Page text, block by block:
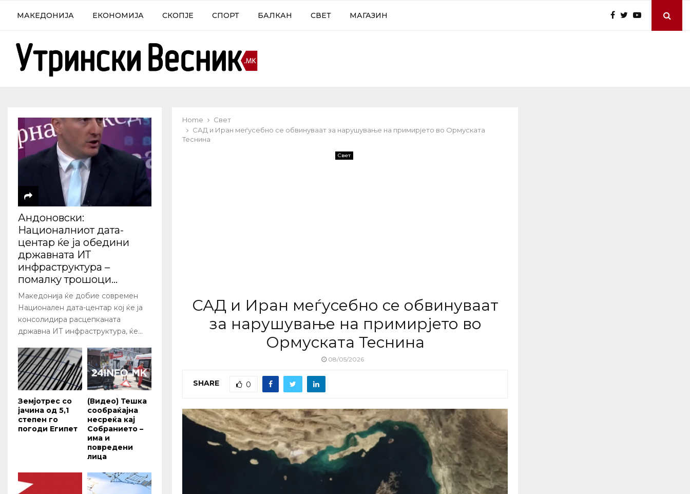
МАКЕДОНИЈА ЕКОНОМИЈА СКОПЈЕ СПОРТ БАЛКАН СВЕТ МАГАЗИН
Home
Свет
САД и Иран меѓусебно се обвинуваат за нарушување на примирјето во Ормуската
Теснина
Свет
САД и Иран меѓусебно се обвинуваат
за нарушување на примирјето во
Ормуската Теснина
08/05/2026
SHARE 0
Андоновски:
Националниот дата-
центар ќе ја обедини
државната ИТ
инфраструктура –
помалку трошоци...
Македонија ќе добие современ
Национален дата-центар кој ќе ја
консолидира расцепканата
државна ИТ инфраструктура, ќе...
Земјотрес со
јачина од 5,1
степен го
погоди Египет
(Видео) Тешка
сообраќајна
несреќа кај
Собранието –
има и
повредени
лица